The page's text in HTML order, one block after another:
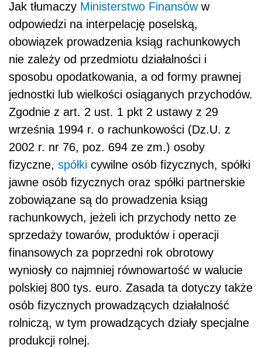
Jak tłumaczy Ministerstwo Finansóww
odpowiedzi na interpelację poselską,
obowiązek prowadzenia ksiąg rachunkowych
nie zależy od przedmiotu działalności i
sposobu opodatkowania, a od formy prawnej
jednostki lub wielkości osiąganych przychodów.
Zgodnie z art. 2 ust. 1 pkt 2 ustawy z 29
września 1994 r. o rachunkowości (Dz.U. z
2002 r. nr 76, poz. 694 ze zm.) osoby
fizyczne, spółki cywilne osób fizycznych, spółki
jawne osób fizycznych oraz spółki partnerskie
zobowiązane są do prowadzenia ksiąg
rachunkowych, jeżeli ich przychody netto ze
sprzedaży towarów, produktów i operacji
finansowych za poprzedni rok obrotowy
wyniosły co najmniej równowartość w walucie
polskiej 800 tys. euro. Zasada ta dotyczy także
osób fizycznych prowadzących działalność
rolniczą, w tym prowadzących działy specjalne
produkcji rolnej.